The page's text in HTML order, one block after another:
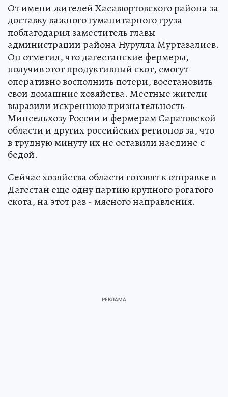
От имени жителей Хасавюртовского района за
доставку важного гуманитарного груза
поблагодарил заместитель главы
администрации района Нурулла Муртазалиев.
Он отметил, что дагестанские фермеры,
получив этот продуктивный скот, смогут
оперативно восполнить потери, восстановить
свои домашние хозяйства. Местные жители
выразили искреннюю признательность
Минсельхозу России и фермерам Саратовской
области и других российских регионов за, что
в трудную минуту их не оставили наедине с
бедой.
Сейчас хозяйства области готовят к отправке в
Дагестан еще одну партию крупного рогатого
скота, на этот раз - мясного направления.